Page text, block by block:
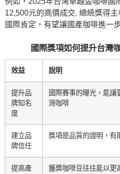
12,500元的高價成交. 總統獎得
國際肯定，有望讓國產咖啡進一
國際獎項如何提升台灣
效益 說明
提升品
牌知名
度
國際賽事的曝光，能讓
灣咖啡
建立品
牌信任
獎項是品質的證明，有
提高產
獲獎咖啡豆往往能以更